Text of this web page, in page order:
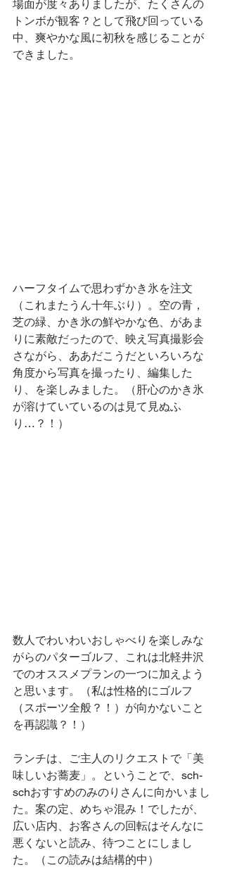
場面が度々ありましたが、たくさんの
トンボが観客？として飛び回っている
中、爽やかな風に初秋を感じることが
できました。
ハーフタイムで思わずかき氷を注文
（これまたうん十年ぶり）。空の青，
芝の緑、かき氷の鮮やかな色、があま
りに素敵だったので、映え写真撮影会
さながら、ああだこうだといろいろな
角度から写真を撮ったり、編集した
り、を楽しみました。（肝心のかき氷
が溶けていているのは見て見ぬふ
り…？！）
数人でわいわいおしゃべりを楽しみな
がらのパターゴルフ、これは北軽井沢
でのオススメプランの一つに加えよう
と思います。（私は性格的にゴルフ
（スポーツ全般？！）が向かないこと
を再認識？！）
ランチは、ご主人のリクエストで「美
味しいお蕎麦」。ということで、sch-
schおすすめのみのりさんに向かいまし
た。案の定、めちゃ混み！でしたが、
広い店内、お客さんの回転はそんなに
悪くないと読み、待つことにしまし
た。（この読みは結構的中）